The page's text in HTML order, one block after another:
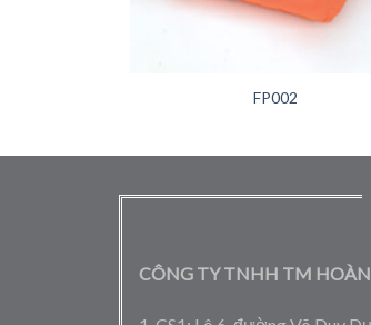
FP002
CÔNG TY TNHH TM